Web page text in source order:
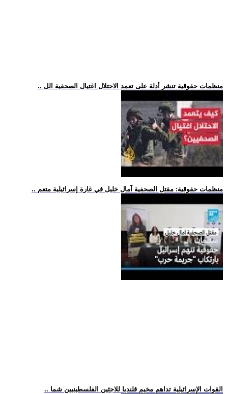
.. منظمات حقوقية تنشر أدلة على تعمد الاحتلال اغتيال الصحفية الل
.. منظمات حقوقية: مقتل الصحفية آمال خليل في غارة إسرائيلية متعم
.. القوات الإسرائيلية تداهم مخيم قلنديا للاجئين الفلسطينيين شما